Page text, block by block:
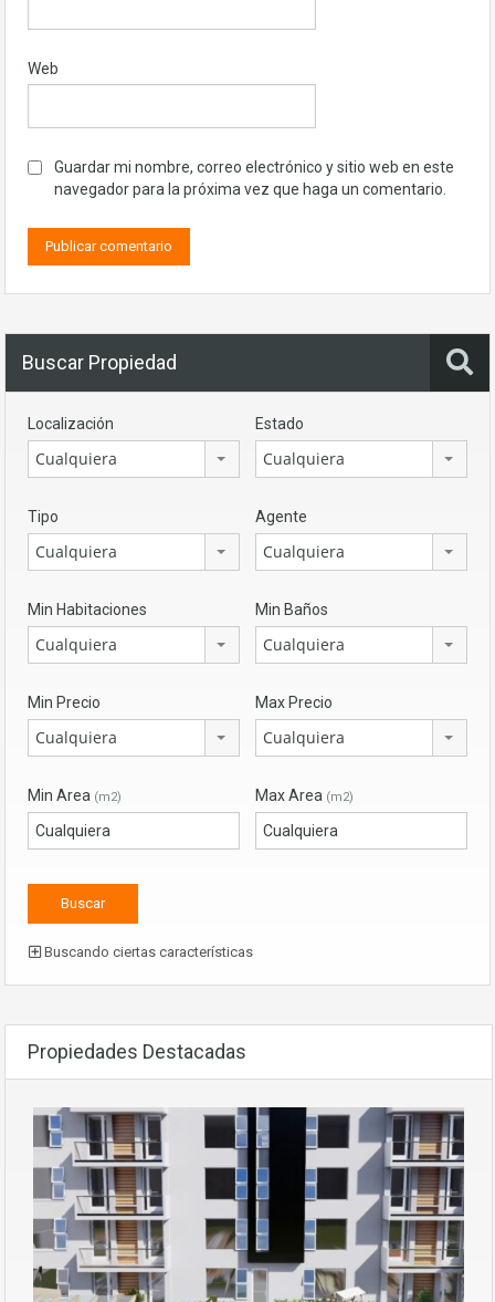
Web
Guardar mi nombre, correo electrónico y sitio web en este
navegador para la próxima vez que haga un comentario.
Buscar Propiedad
Localización
Cualquiera
Estado
Cualquiera
Tipo
Cualquiera
Agente
Cualquiera
Min Habitaciones
Cualquiera
Min Baños
Cualquiera
Min Precio
Cualquiera
Max Precio
Cualquiera
Min Area (m2) Max Area (m2)
Buscando ciertas características
Propiedades Destacadas